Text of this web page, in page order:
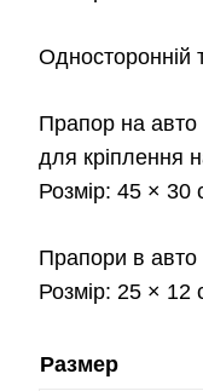
Односторонній
Прапор на авто
для кріплення
Розмір: 45 × 30
Прапори в авто
Розмір: 25 × 12
Размер